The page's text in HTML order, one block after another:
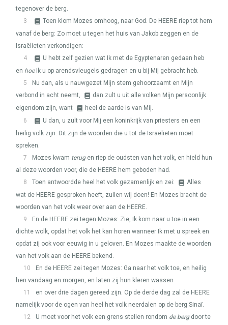
tegenover de berg.
3
Toen klom Mozes omhoog, naar God. De HEERE riep tot hem
vanaf de berg: Zo moet u tegen het huis van Jakob zeggen en de
Israëlieten verkondigen:
4
U hebt zelf gezien wat Ik met de Egyptenaren gedaan heb
en hoeIk u op arendsvleugels gedragen en u bij Mij gebracht heb.
5
Nu dan, als u nauwgezet Mijn stem gehoorzaamt en Mijn
verbond in acht neemt,
dan zult u uit alle volken Mijn persoonlijk
eigendom zijn, want
heel de aarde is van Mij.
6
U dan, u zult voor Mij een koninkrijk van priesters en een
heilig volk zijn. Dit zijn de woorden die u tot de Israëlieten moet
spreken.
7
Mozes kwam terugen riep de oudsten van het volk, en hield hun
al deze woorden voor, die de HEERE hem geboden had.
8
Toen antwoordde heel het volk gezamenlijk en zei:
Alles
wat de HEERE gesproken heeft, zullen wij doen! En Mozes bracht de
woorden van het volk weer over aan de HEERE.
9
En de HEERE zei tegen Mozes: Zie, Ik kom naar u toe in een
dichte wolk, opdat het volk het kan horen wanneer Ik met u spreek en
opdat zij ook voor eeuwig in u geloven. En Mozes maakte de woorden
van het volk aan de HEERE bekend.
10
En de HEERE zei tegen Mozes: Ga naar het volk toe, en heilig
hen vandaag en morgen, en laten zij hun kleren wassen
11
en over drie dagen gereed zijn. Op de derde dag zal de HEERE
namelijk voor de ogen van heel het volk neerdalen op de berg Sinaï.
12
U moet voor het volk een grens stellen rondom de bergdoor te